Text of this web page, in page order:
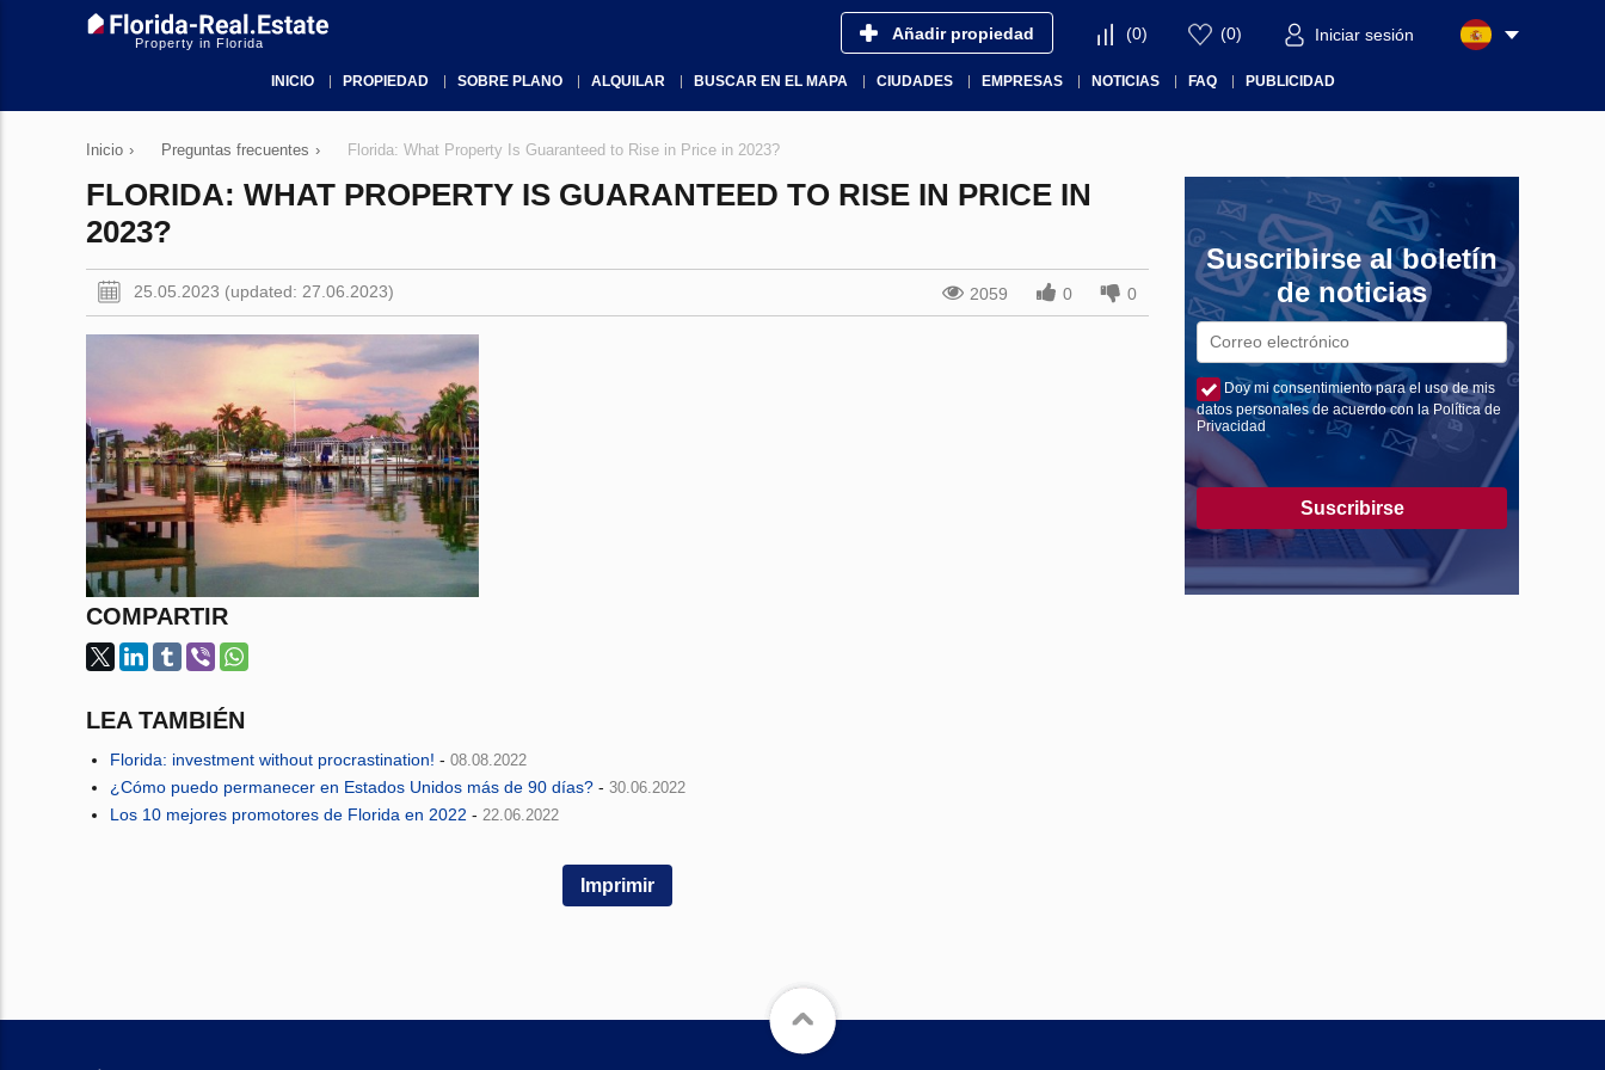
Property in Florida Añadir propiedad (0) (0) Iniciar sesión
INICIO PROPIEDAD SOBRE PLANO ALQUILAR BUSCAR EN EL MAPA CIUDADES EMPRESAS NOTICIAS FAQ PUBLICIDAD
Inicio › Preguntas frecuentes › Florida: What Property Is Guaranteed to Rise in Price in 2023?
FLORIDA: WHAT PROPERTY IS GUARANTEED TO RISE IN PRICE IN
2023?
25.05.2023 (updated: 27.06.2023) 2059 0 0
COMPARTIR
LEA TAMBIÉN
Florida: investment without procrastination! - 08.08.2022
¿Cómo puedo permanecer en Estados Unidos más de 90 días? - 30.06.2022
Los 10 mejores promotores de Florida en 2022 - 22.06.2022
Imprimir
Suscribirse al boletín
de noticias
Doy mi consentimiento para el uso de mis
datos personales de acuerdo con la Política de
Privacidad
Suscribirse